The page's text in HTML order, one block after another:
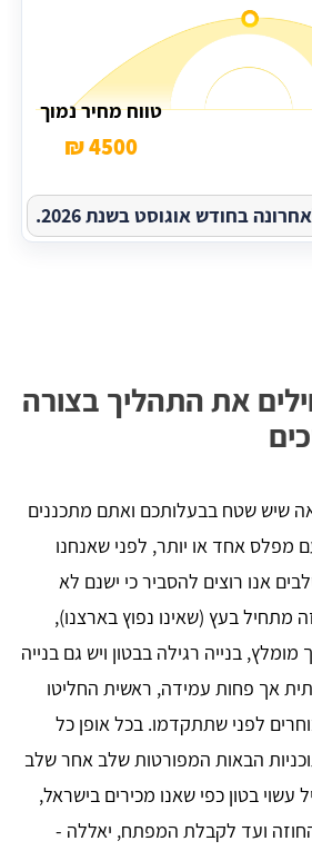
טווח מחיר נמוך
4500 ₪
בחודש אוגוסט בשנת 2026.
את התהליך בצורה
שיש שטח בבעלותכם ואתם מתכננים
מפלס אחד או יותר, לפני שאנחנו
אנו רוצים להסביר כי ישנם לא
מתחיל בעץ (שאינו נפוץ בארצנו),
בנייה רגילה בבטון ויש גם בנייה
אך פחות עמידה, ראשית החליטו
לפני שתתקדמו. בכל אופן כל
הבאות המפורטות שלב אחר שלב
עשוי בטון כפי שאנו מכירים בישראל,
ועד לקבלת המפתח, יאללה -